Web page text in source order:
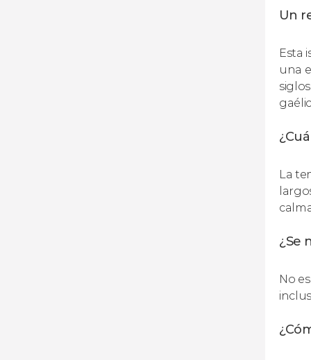
Un
Esta
una
La
¿Se
No